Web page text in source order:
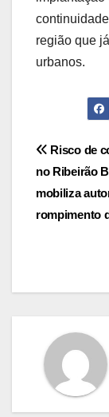
região que
urbanos.
Post
Risco de
no Ribeirão
mobiliza
rompimento